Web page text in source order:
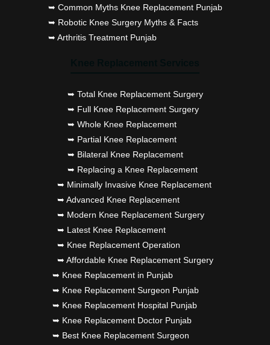
➥ Common Myths Knee Replacement Punjab
➥ Robotic Knee Surgery Myths & Facts
➥ Arthritis Treatment Punjab
➥ Total Knee Replacement Surgery
➥ Full Knee Replacement Surgery
➥ Whole Knee Replacement
➥ Partial Knee Replacement
➥ Bilateral Knee Replacement
➥ Replacing a Knee Replacement
➥ Minimally Invasive Knee Replacement
➥ Advanced Knee Replacement
➥ Modern Knee Replacement Surgery
➥ Latest Knee Replacement
➥ Knee Replacement Operation
➥ Affordable Knee Replacement Surgery
➥ Knee Replacement in Punjab
➥ Knee Replacement Surgeon Punjab
➥ Knee Replacement Hospital Punjab
➥ Knee Replacement Doctor Punjab
➥ Best Knee Replacement Surgeon